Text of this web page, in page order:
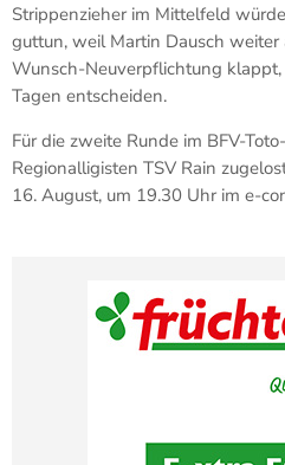
Strippenzieher im Mittelfeld
guttun, weil Martin Dausch
Wunsch-Neuverpflichtung
Tagen entscheiden.
Für die zweite Runde im BFV-
Regionalligisten TSV Rain
16. August, um 19.30 Uhr im e-